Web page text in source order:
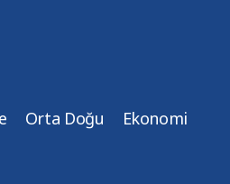
Orta Doğu Ekonomi